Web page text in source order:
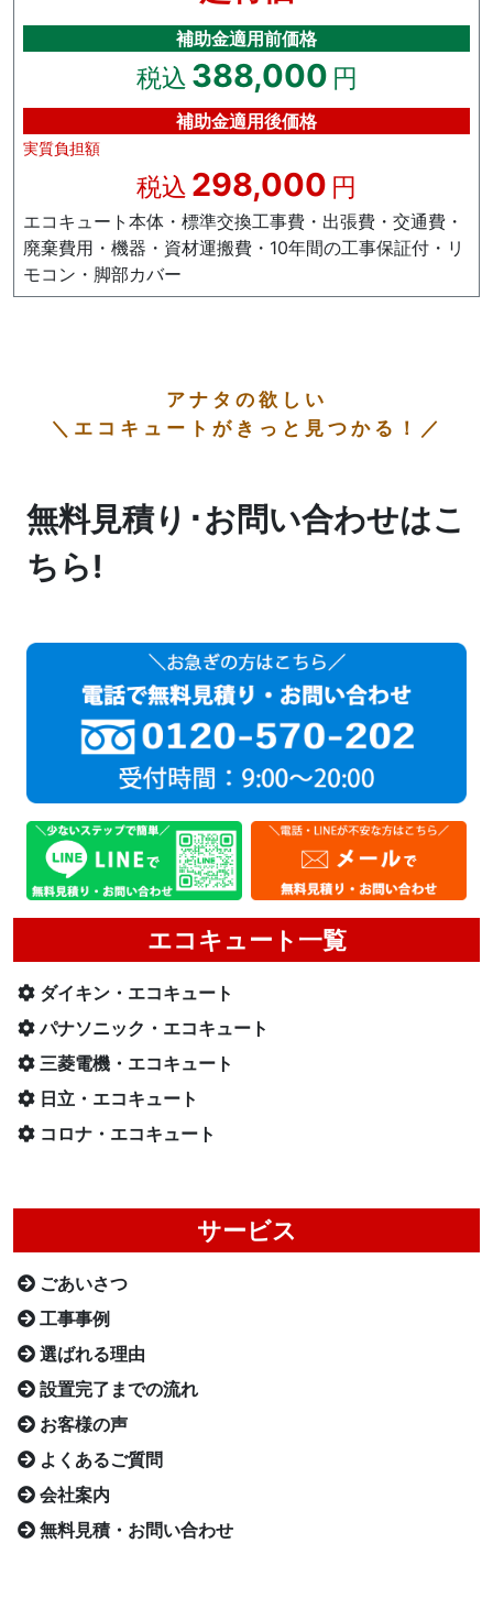
エコキュート一覧
ダイキン・エコキュート
パナソニック・エコキュート
三菱電機・エコキュート
日立・エコキュート
コロナ・エコキュート
サービス
ごあいさつ
工事事例
選ばれる理由
設置完了までの流れ
お客様の声
よくあるご質問
会社案内
無料見積・お問い合わせ
補助金適用前価格
税込 388,000 円
補助金適用後価格
実質負担額
税込 298,000 円
エコキュート本体・標準交換工事費・出張費・交通費・
廃棄費用・機器・資材運搬費・10年間の工事保証付・リ
モコン・脚部カバー
アナタの欲しい
＼エコキュートがきっと見つかる！／
無料見積り･お問い合わせはこ
ちら!